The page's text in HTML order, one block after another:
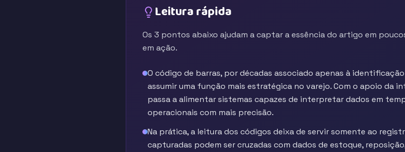
Leitura rápida
Os 3 pontos abaixo ajudam a captar a essência do artigo em
em ação.
O código de barras, por décadas associado apenas à
assumir uma função mais estratégica no varejo. Com o apoio da
passa a alimentar sistemas capazes de interpretar dados em
operacionais com mais precisão.
Na prática, a leitura dos códigos deixa de servir somente ao
capturadas podem ser cruzadas com dados de estoque,